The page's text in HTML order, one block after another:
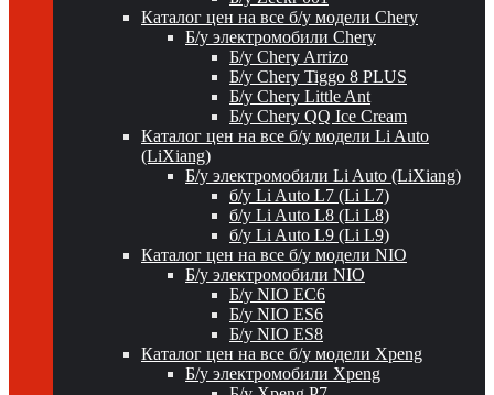
Каталог цен на все б/у модели Chery
Б/у электромобили Chery
Б/у Chery Arrizo
Б/у Chery Tiggo 8 PLUS
Б/у Chery Little Ant
Б/у Chery QQ Ice Cream
Каталог цен на все б/у модели Li Auto
(LiXiang)
Б/у электромобили Li Auto (LiXiang)
б/у Li Auto L7 (Li L7)
б/у Li Auto L8 (Li L8)
б/у Li Auto L9 (Li L9)
Каталог цен на все б/у модели NIO
Б/у электромобили NIO
Б/у NIO EC6
Б/у NIO ES6
Б/у NIO ES8
Каталог цен на все б/у модели Xpeng
Б/у электромобили Xpeng